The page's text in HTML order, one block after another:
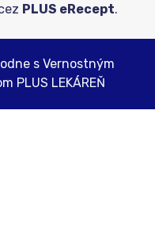
PLUS eRecept.
s Vernostným
PLUS LEKÁREŇ